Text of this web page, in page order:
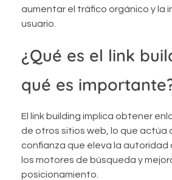
aumentar el tráfico orgánico y la
usuario.
¿Qué es el link
qué es
El link building implica obtener
de otros sitios web, lo que actúa
confianza que eleva la autoridad
los motores de búsqueda y
posicionamiento.